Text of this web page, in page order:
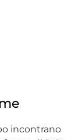
incontrano